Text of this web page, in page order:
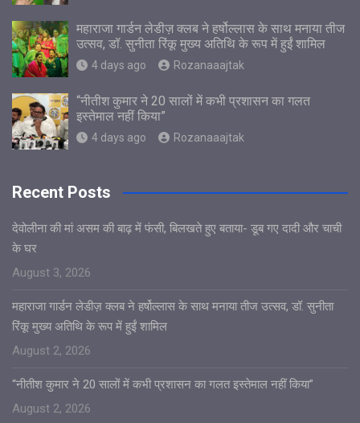
महाराजा गार्डन लेडीज़ क्लब ने हर्षोल्लास के साथ मनाया तीज
उत्सव, डॉ. सुनीता रिंकू मुख्य अतिथि के रूप में हुईं शामिल
4 days ago Rozanaaajtak
“नीतीश कुमार ने 20 सालों में कभी प्रशासन का गलत
इस्तेमाल नहीं किया”
4 days ago Rozanaaajtak
Recent Posts
देवोलीना की मां असम की बाढ़ में फंसी, बिलखते हुए बताया- डूब गए दादी और चाची
के घर
August 3, 2026
महाराजा गार्डन लेडीज़ क्लब ने हर्षोल्लास के साथ मनाया तीज उत्सव, डॉ. सुनीता
रिंकू मुख्य अतिथि के रूप में हुईं शामिल
August 2, 2026
“नीतीश कुमार ने 20 सालों में कभी प्रशासन का गलत इस्तेमाल नहीं किया”
August 2, 2026